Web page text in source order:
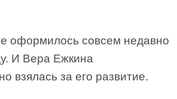
оформилось совсем недавно
И Вера Ежкина
взялась за его развитие.